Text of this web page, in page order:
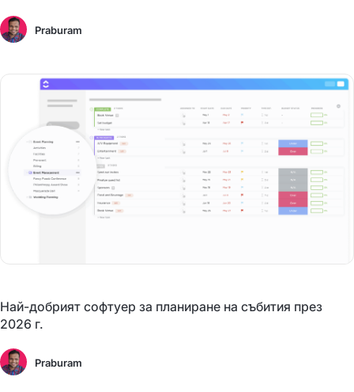
Praburam
Най-добрият софтуер за планиране на събития през
2026 г.
Praburam